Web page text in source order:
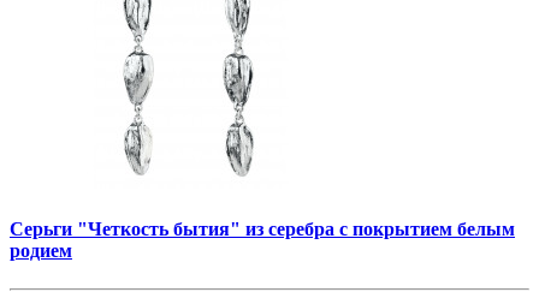
Серьги "Четкость бытия" из серебра с покрытием белым
родием